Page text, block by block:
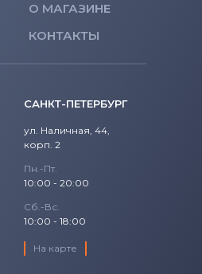
О МАГАЗИНЕ
КОНТАКТЫ
САНКТ-ПЕТЕРБУРГ
ул. Наличная, 44,
корп. 2
Пн.-Пт.
10:00 - 20:00
Сб.-Вс.
10:00 - 18:00
На карте